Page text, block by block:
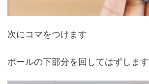
次にコマをつけます
ポールの下部分を回してはずします